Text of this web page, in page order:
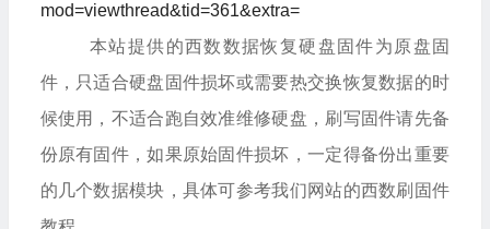
mod=viewthread&tid=361&extra=
本站提供的西数数据恢复硬盘固件为原盘固
件，只适合硬盘固件损坏或需要热交换恢复数据的时
候使用，不适合跑自效准维修硬盘，刷写固件请先备
份原有固件，如果原始固件损坏，一定得备份出重要
的几个数据模块，具体可参考我们网站的西数刷固件